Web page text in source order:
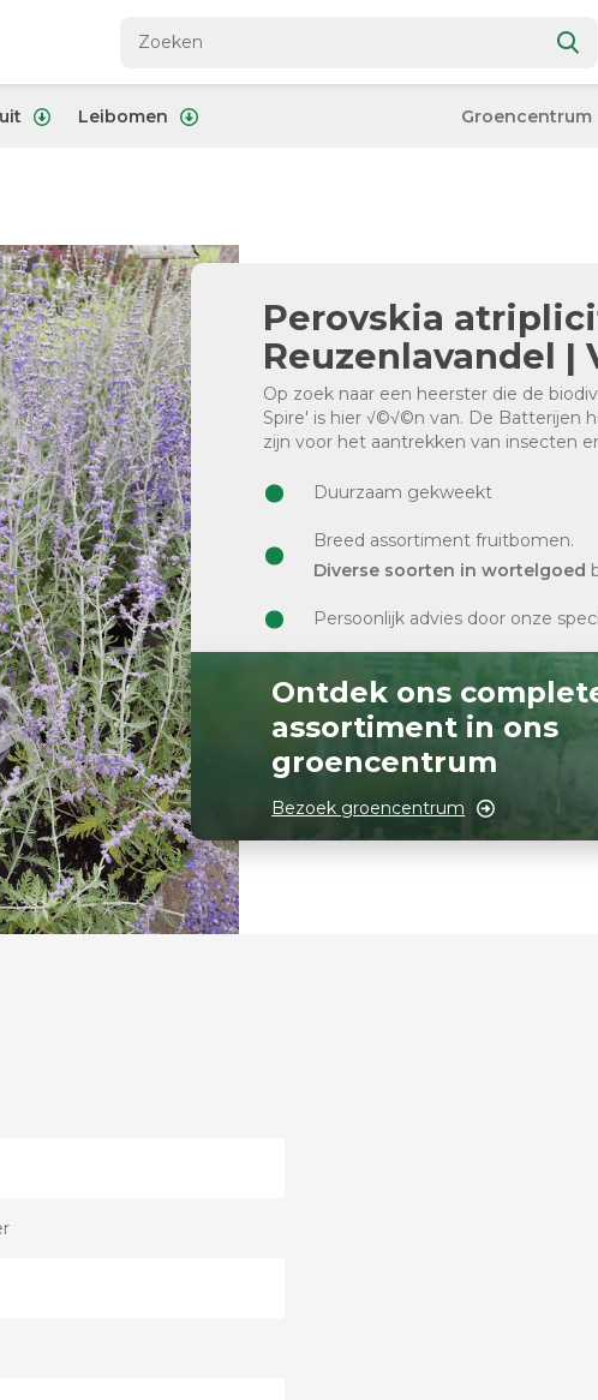
Leibomen Groencentrum
Perovskia
Reuzenlavandel |
Op zoek naar een heerster die de
Spire' is hier √©√©n van. De Batterijen
zijn voor het aantrekken van insecten
Duurzaam gekweekt
Breed assortiment fruitbomen.
Diverse soorten in wortelgoed
Persoonlijk advies door onze
Ontdek ons
assortiment in ons
groencentrum
Bezoek groencentrum